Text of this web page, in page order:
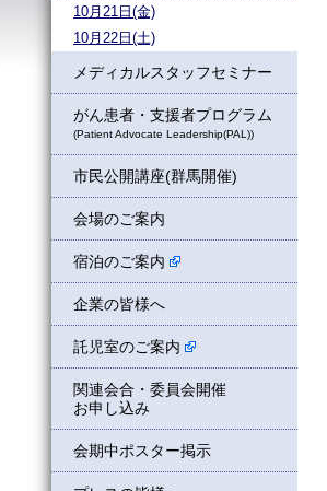
10月21日(金)
10月22日(土)
メディカルスタッフセミナー
がん患者・支援者プログラム
(Patient Advocate Leadership(PAL))
市民公開講座(群馬開催)
会場のご案内
宿泊のご案内
企業の皆様へ
託児室のご案内
関連会合・委員会開催
お申し込み
会期中ポスター掲示